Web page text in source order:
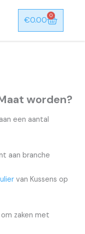
€0.00 0
worden?
een aantal
aan branche
van Kussens op
zaken met